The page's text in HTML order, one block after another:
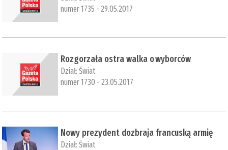
numer 1735 - 29.05.2017
​Rozgorzała ostra walka o wyborców
Dział:Świat
numer 1730 - 23.05.2017
​Nowy prezydent dozbraja francuską armię
Dział:Świat